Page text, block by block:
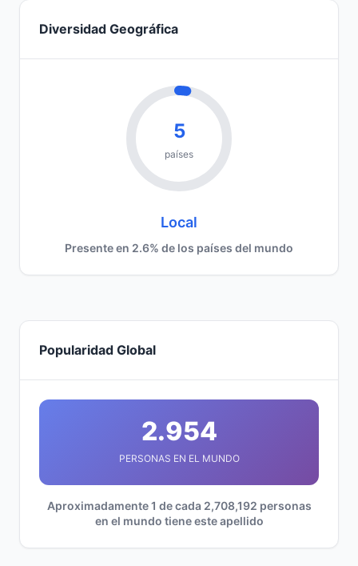
Diversidad Geográfica
5
países
Local
Presente en 2.6% de los países del mundo
Popularidad Global
2.954
PERSONAS EN EL MUNDO
Aproximadamente 1 de cada 2,708,192 personas
en el mundo tiene este apellido